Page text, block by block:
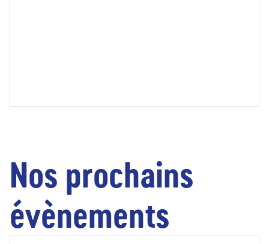
Nos prochains
évènements